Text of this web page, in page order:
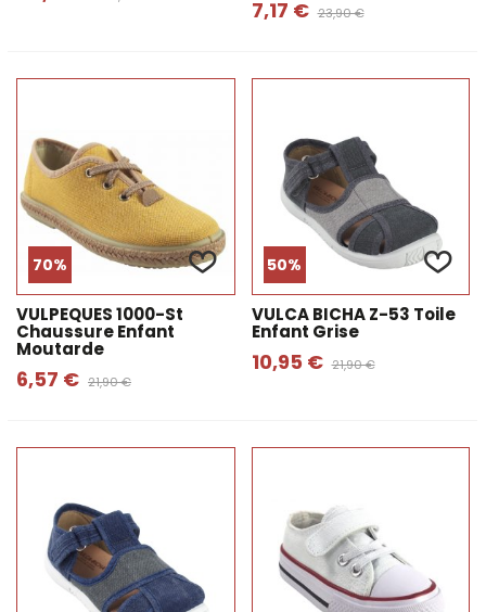
7,17 € 23,90 €
70%
VULPEQUES 1000-St
Chaussure Enfant
Moutarde
6,57 € 21,90 €
50%
VULCA BICHA Z-53 Toile
Enfant Grise
10,95 € 21,90 €